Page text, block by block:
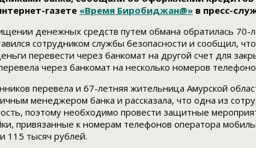
газете «Время Биробиджан@» в пресс-
денежных средств путем обмана обратилась
сотрудником службы безопасности и сообщил,
перевести через банкомат на другой счет для
через банкомат на несколько номеров
перевела и 67-летняя жительница Амурской
менеджером банка и рассказала, что одна из
поэтому необходимо провести защитные
привязанные к номерам телефонов оператора
115 тысяч рублей.